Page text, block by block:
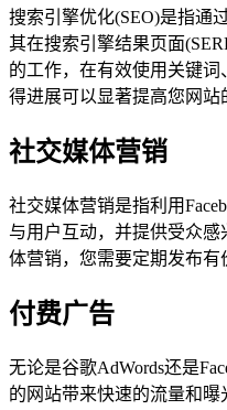
搜索引擎优化(SEO)是指通
其在搜索引擎结果页面
的工作，在有效使用关键
得进展可以显著提高您网站
社交媒体营销
社交媒体营销是指利用
与用户互动，并提供受众
体营销，您需要定期发布有
付费广告
无论是谷歌AdWords还是
的网站带来快速的流量和